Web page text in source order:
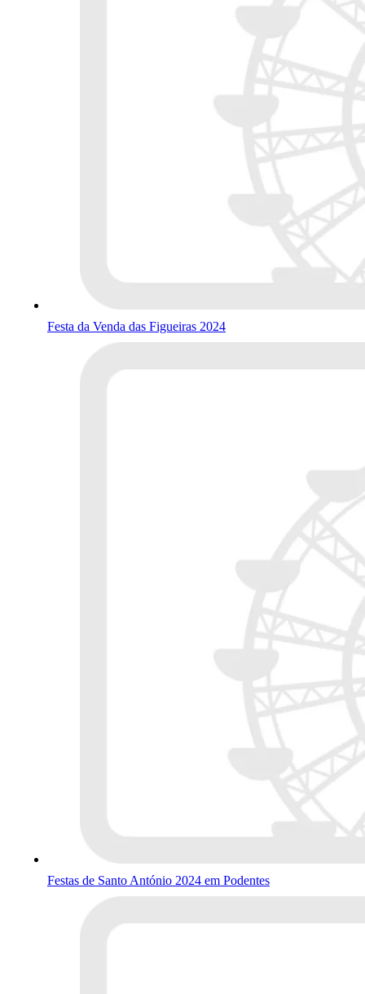
Festa da Venda das Figueiras 2024
Festas de Santo António 2024 em Podentes